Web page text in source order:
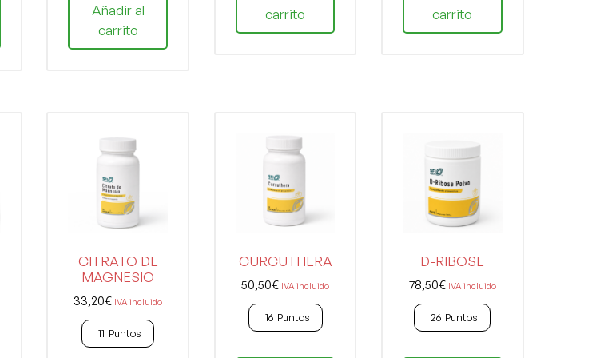
Añadir al
carrito
carrito
carrito
CITRATO DE
MAGNESIO
33,20€ IVA incluido
11 Puntos
CURCUTHERA
50,50€ IVA incluido
16 Puntos
D-RIBOSE
78,50€ IVA incluido
26 Puntos